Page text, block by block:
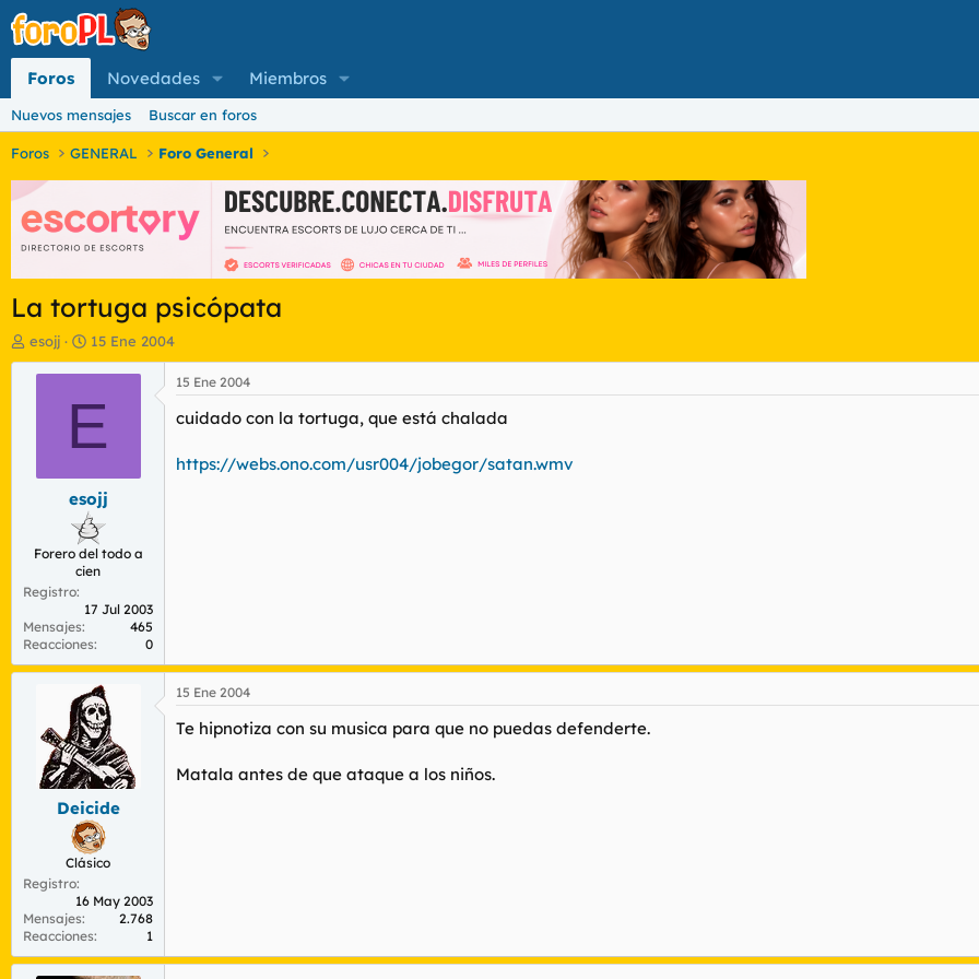
Foros Novedades Miembros
Nuevos mensajes Buscar en foros
Foros GENERAL Foro General
La tortuga psicópata
I
n
o
e
a
esojj
F
e
c
i
n
i
c
i
o
15 Ene 2004
E
esojj
Forero del todo a
cien
Registro
17 Jul 2003
Mensajes
465
Reacciones
0
15 Ene 2004
cuidado con la tortuga, que está chalada
https://webs.ono.com/usr004/jobegor/satan.wmv
Deicide
Clásico
Registro
16 May 2003
Mensajes
2.768
Reacciones
1
15 Ene 2004
Te hipnotiza con su musica para que no puedas defenderte.
Matala antes de que ataque a los niños.